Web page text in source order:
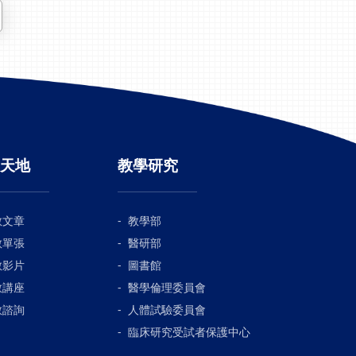
地
章
張
片
座
詢
教學研究
教學部
醫研部
圖書館
醫學倫理委員會
人體試驗委員會
臨床研究受試者保護中心